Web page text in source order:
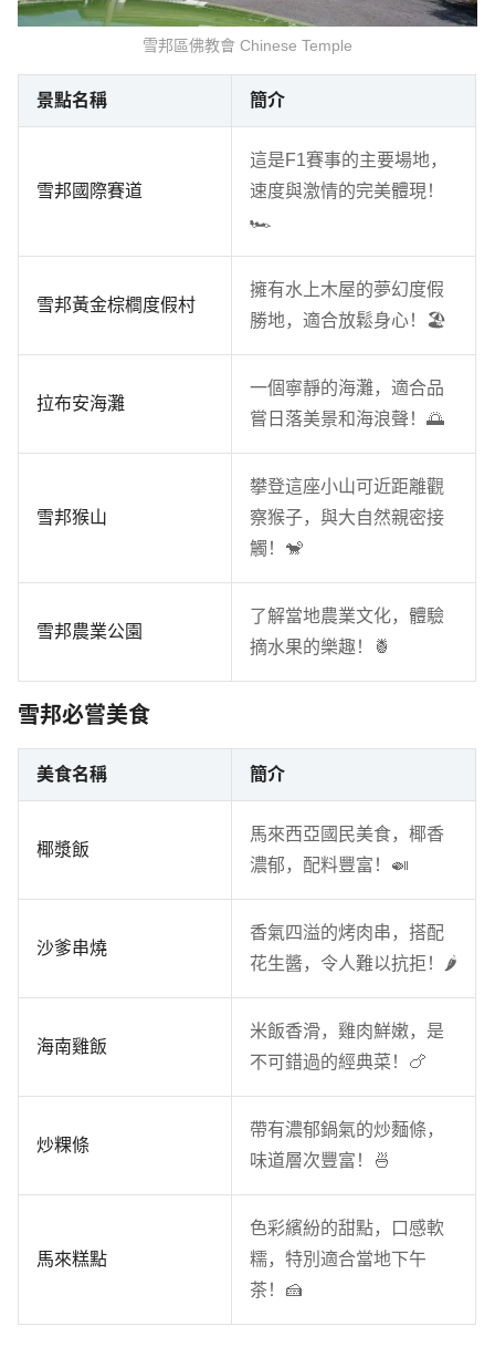
雪邦區佛教會 Chinese Temple
景點名稱 簡介
雪邦國際賽道
這是F1賽事的主要場地，
速度與激情的完美體現！
🏎️
雪邦黃金棕櫚度假村
擁有水上木屋的夢幻度假
勝地，適合放鬆身心！🏖️
拉布安海灘
一個寧靜的海灘，適合品
嘗日落美景和海浪聲！🌅
雪邦猴山
攀登這座小山可近距離觀
察猴子，與大自然親密接
觸！🐒
雪邦農業公園
了解當地農業文化，體驗
摘水果的樂趣！🍍
雪邦必嘗美食
美食名稱 簡介
椰漿飯
馬來西亞國民美食，椰香
濃郁，配料豐富！🍛
沙爹串燒
香氣四溢的烤肉串，搭配
花生醬，令人難以抗拒！🌶️
海南雞飯
米飯香滑，雞肉鮮嫩，是
不可錯過的經典菜！🍗
炒粿條
帶有濃郁鍋氣的炒麵條，
味道層次豐富！🍜
馬來糕點
色彩繽紛的甜點，口感軟
糯，特別適合當地下午
茶！🍰